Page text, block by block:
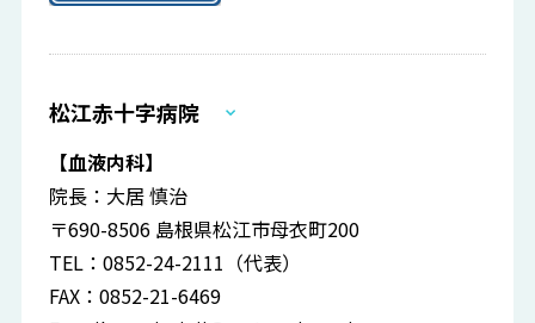
松江赤十字病院
【血液内科】
院長：大居 慎治
〒690-8506 島根県松江市母衣町200
TEL：0852-24-2111（代表）
FAX：0852-21-6469